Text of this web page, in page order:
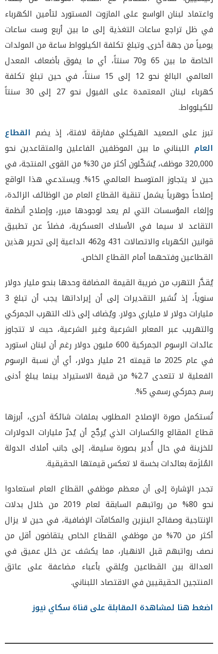
واعتماد لبنان الواسع على المازوت المستورد لتأمين الكهرباء
في ظل تراجع ساعات التغذية إلى ما بين أربع وست ساعات
يومياً من جهة أخرى. وتبلغ تكلفة الكيلوواط ساعة من المولدات
الخاصة ما بين 65 و70 سنتاً، أي ما يفوق بأضعاف المعدل
العالمي البالغ نحو 12 إلى 15 سنتاً، في حين تبلغ تكلفة
كهرباء لبنان المعتمدة على الفيول نحو 27 إلى 30 سنتاً
للكيلوواط.
تبرز على الصعيد الهيكلي مفارقة لافتة، إذ يضم القطاع
العام اللبناني ما بين الموظفين الفاعلين والمتقاعدين نحو
320,000 موظف، يُشكّلون أكثر من 30% من القوى المنتجة، في
حين لا يتجاوز المتوسط العالمي 15%. ويستدعي هذا الواقع
إصلاحاً جوهرياً يشمل تنقية القطاع العام من الوظائف الزائدة،
وإلغاء المؤسسات التي لم يعد لوجودها مبرر، وإصلاح أنظمة
التقاعد لا سيما في الأسلاك العسكرية، فضلاً عن تطبيق
قوانين الكهرباء والاتصالات 431 و462 الداعية إلى تحرير هذين
القطاعين وفتحهما أمام القطاع الخاص.
يُقدَّر التهرب من ضريبة القيمة المضافة وحدها بنحو مليار دولار
سنوياً، إذ تُشير التقديرات إلى أن إيراداتها يجب أن تبلغ 3
مليارات دولار لا ملياري دولار. ويُضاف إلى ذلك التهرب الجمركي
والتهريب عبر المعابر الشرعية وغير الشرعية، حيث لا تتجاوز
عائدات الرسوم الجمركية 600 مليون دولار رغم أن لبنان استورد
في عام 2025 ما قيمته 21 مليار دولار، أي أن نسبة الرسوم
الفعلية لا تتعدى 2.7% من قيمة الاستيراد بينما يبلغ أدنى
رسم جمركي رسمي 5%.
تُستكمل صورة الإصلاح المطلوب بملفات شائكة أخرى، أبرزها
قطاع المقالع والكسارات الذي يُرجَّح أن يُدرّ مليارات الدولارات
للخزينة في حال أُدير بصورة سليمة، إلى جانب أملاك الدولة
المُلزَمة بعائدات بخسة لا تعكس قيمتها الحقيقية.
تجدر الإشارة إلى أن معظم موظفي القطاع العام استعادوا
نحو 80% من رواتبهم السابقة لعام 2019 من خلال بدلات
الإنتاجية وصفائح البنزين والمكافآت الإضافية، في حين لا يزال
أكثر من 70% من موظفي القطاع الخاص يتقاضون أقل من
نصف رواتبهم قبل الانهيار، مما يكشف عن خلل عميق في
العدالة بين القطاعين ويُلقي بأعباء مضاعفة على عاتق
المنتجين الحقيقيين في الاقتصاد اللبناني.
اضغط هنا لمشاهدة المقابلة على قناة سكاي نيوز